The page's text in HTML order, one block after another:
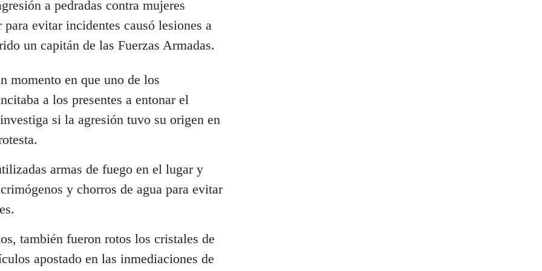
a pedradas contra mujeres
evitar incidentes causó lesiones a
un capitán de las Fuerzas Armadas.
momento en que uno de los
a los presentes a entonar el
si la agresión tuvo su origen en
armas de fuego en el lugar y
y chorros de agua para evitar
también fueron rotos los cristales de
apostado en las inmediaciones de